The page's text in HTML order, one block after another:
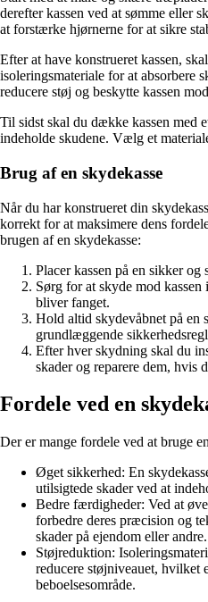
derefter kassen ved at sømme eller
at forstærke hjørnerne for at sikre
Efter at have konstrueret kassen,
isoleringsmateriale for at absorbere
reducere støj og beskytte kassen
Til sidst skal du dække kassen med
indeholde skudene. Vælg et
Brug af en skydekasse
Når du har konstrueret din
korrekt for at maksimere dens
brugen af en skydekasse:
Placer kassen på en sikker og
Sørg for at skyde mod
bliver fanget.
Hold altid skydevåbnet på en
grundlæggende
Efter hver skydning skal du
skader og reparere dem, hvis
Fordele ved en
Der er mange fordele ved at bruge
Øget sikkerhed: En
utilsigtede skader ved at
Bedre færdigheder: Ved at
forbedre deres præcision og
skader på ejendom eller andre.
Støjreduktion:
reducere støjniveauet, hvilket
beboelsesområde.